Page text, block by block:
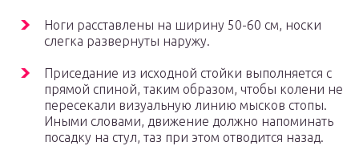
Ноги расставлены на ширину 50-60 см, носки
слегка развернуты наружу.
Приседание из исходной стойки выполняется с
прямой спиной, таким образом, чтобы колени не
пересекали визуальную линию мысков стопы.
Иными словами, движение должно напоминать
посадку на стул, таз при этом отводится назад.